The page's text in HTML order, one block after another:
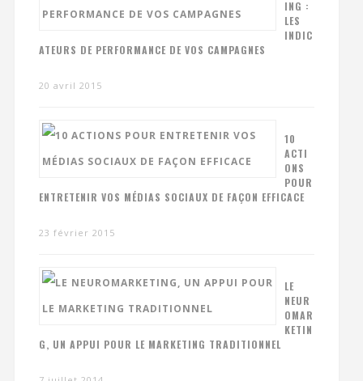
ING :
LES
INDIC
ATEURS DE PERFORMANCE DE VOS CAMPAGNES
20 avril 2015
10
ACTI
ONS
POUR
ENTRETENIR VOS MÉDIAS SOCIAUX DE FAÇON EFFICACE
23 février 2015
LE
NEUR
OMAR
KETIN
G, UN APPUI POUR LE MARKETING TRADITIONNEL